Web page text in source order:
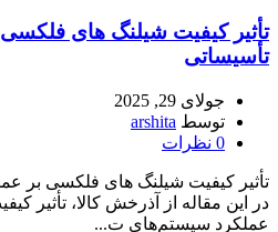
تأثیر کیفیت شیلنگ های
تأسیساتی
جولای 29, 2025
توسط arshita
0 نظرات
تأثیر کیفیت شیلنگ های فلکسی بر
در این مقاله از آذرخش کالا، تأثیر
عملکرد سیستم‌های ت...